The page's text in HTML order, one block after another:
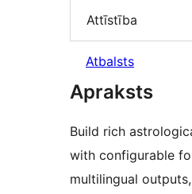
Attīstība
Atbalsts
Apraksts
Build rich
with configurable
multilingual